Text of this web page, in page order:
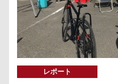
レポート